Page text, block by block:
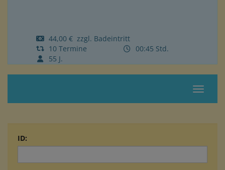
44,00 € zzgl. Badeintritt
10 Termine
00:45 Std.
55 J.
ID: